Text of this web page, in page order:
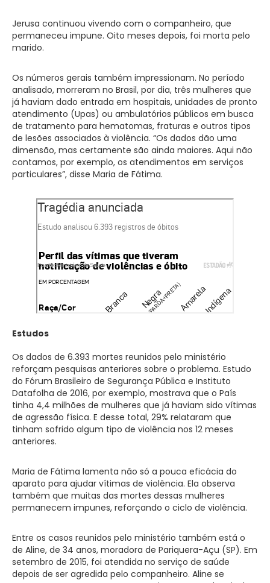
Jerusa continuou vivendo com o companheiro, que
permaneceu impune. Oito meses depois, foi morta pelo
marido.
Os números gerais também impressionam. No período
analisado, morreram no Brasil, por dia, três mulheres que
já haviam dado entrada em hospitais, unidades de pronto
atendimento (Upas) ou ambulatórios públicos em busca
de tratamento para hematomas, fraturas e outros tipos
de lesões associados à violência. “Os dados dão uma
dimensão, mas certamente são ainda maiores. Aqui não
contamos, por exemplo, os atendimentos em serviços
particulares”, disse Maria de Fátima.
Estudos
Os dados de 6.393 mortes reunidos pelo ministério
reforçam pesquisas anteriores sobre o problema. Estudo
do Fórum Brasileiro de Segurança Pública e Instituto
Datafolha de 2016, por exemplo, mostrava que o País
tinha 4,4 milhões de mulheres que já haviam sido vítimas
de agressão física. E desse total, 29% relataram que
tinham sofrido algum tipo de violência nos 12 meses
anteriores.
Maria de Fátima lamenta não só a pouca eficácia do
aparato para ajudar vítimas de violência. Ela observa
também que muitas das mortes dessas mulheres
permanecem impunes, reforçando o ciclo de violência.
Entre os casos reunidos pelo ministério também está o
de Aline, de 34 anos, moradora de Pariquera-Açu (SP). Em
setembro de 2015, foi atendida no serviço de saúde
depois de ser agredida pelo companheiro. Aline se